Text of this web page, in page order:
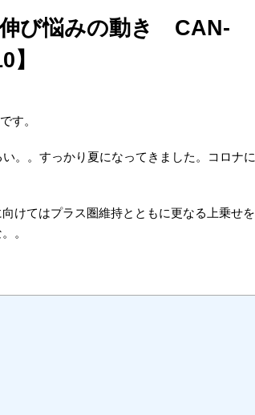
び悩みの動き CAN-
す。
。。すっかり夏になってきました。コロナに
けてはプラス圏維持とともに更なる上乗せを
。